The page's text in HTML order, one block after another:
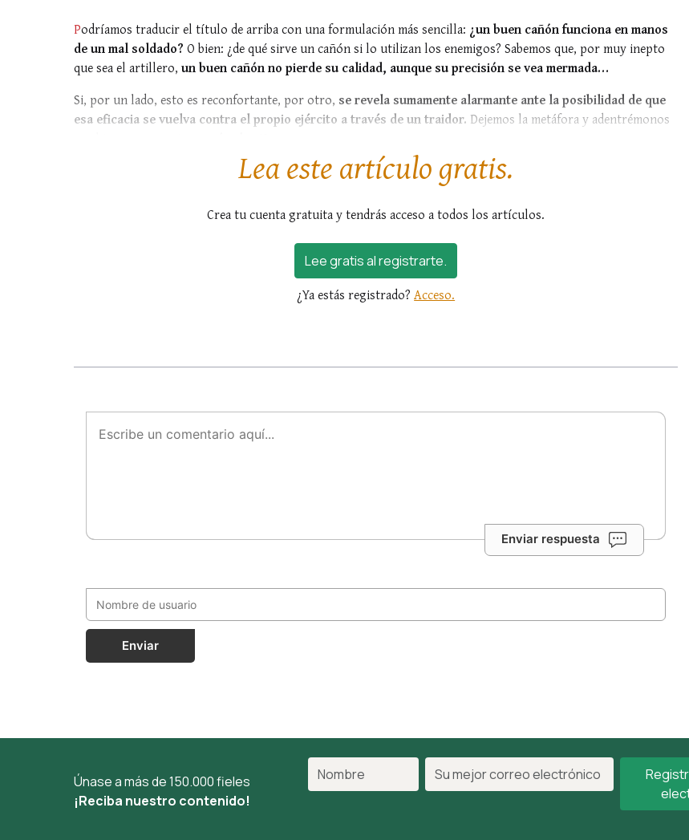
Podríamos traducir el título de arriba con una formulación más sencilla: ¿un buen cañón funciona en manos
de un mal soldado? O bien: ¿de qué sirve un cañón si lo utilizan los enemigos? Sabemos que, por muy inepto
que sea el artillero, un buen cañón no pierde su calidad, aunque su precisión se vea mermada…
Si, por un lado, esto es reconfortante, por otro, se revela sumamente alarmante ante la posibilidad de que
esa eficacia se vuelva contra el propio ejército a través de un traidor. Dejemos la metáfora y adentrémonos
Lea este artículo gratis.
Crea tu cuenta gratuita y tendrás acceso a todos los artículos.
Lee gratis al registrarte.
¿Ya estás registrado?Acceso.
Enviar respuesta
Enviar
Únase a más de 150.000 fieles
¡Reciba nuestro contenido!